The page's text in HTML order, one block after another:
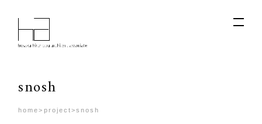
snosh
home> project>snosh